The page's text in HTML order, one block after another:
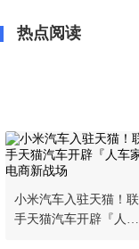
热点阅读
小米汽车入驻天猫！联
手天猫汽车开辟『人车